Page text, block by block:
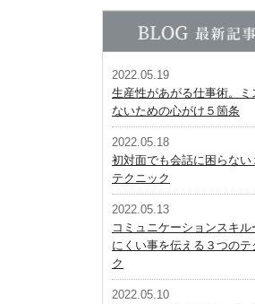
2022.05.19
生産性があがる仕事術。ミ
ないための心がけ５箇条
2022.05.18
初対面でも会話に困らない
テクニック
2022.05.13
コミュニケーションスキル
にくい事を伝える３つのテ
ク
2022.05.10